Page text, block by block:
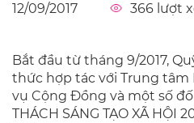
12/09/2017 366 lượt
Bắt đầu từ tháng 9/2017,
thức hợp tác với Trung tâm
vụ Cộng Đồng và một số
THÁCH SÁNG TẠO XÃ HỘI